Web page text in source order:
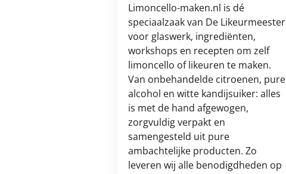
Limoncello-maken.nl is dé
speciaalzaak van De Likeurmeester
voor glaswerk, ingrediënten,
workshops en recepten om zelf
limoncello of likeuren te maken.
Van onbehandelde citroenen, pure
alcohol en witte kandijsuiker: alles
is met de hand afgewogen,
zorgvuldig verpakt en
samengesteld uit pure
ambachtelijke producten. Zo
leveren wij alle benodigdheden op